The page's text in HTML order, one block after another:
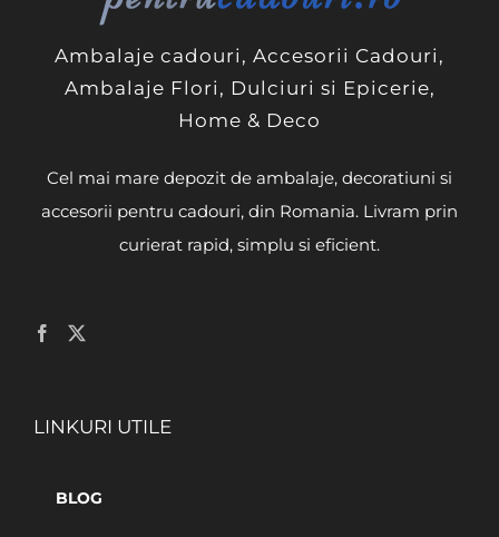
Ambalaje cadouri, Accesorii Cadouri,
Ambalaje Flori, Dulciuri si Epicerie,
Home & Deco
Cel mai mare depozit de ambalaje, decoratiuni si
accesorii pentru cadouri, din Romania. Livram prin
curierat rapid, simplu si eficient.
LINKURI UTILE
BLOG